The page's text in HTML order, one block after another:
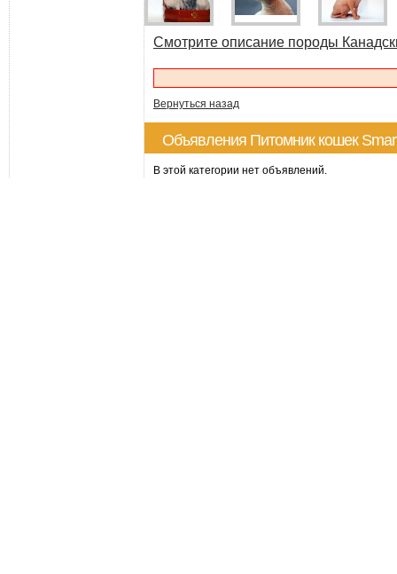
Смотрите описание породы
Вернуться назад
Объявления Питомник кошек
В этой категории нет объявлений.